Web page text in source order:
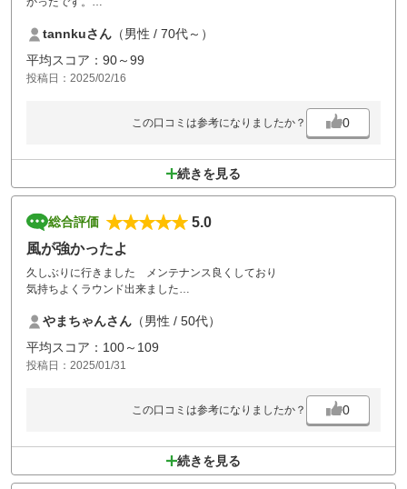
tannkuさん （男性 / 70代～）
平均スコア：90～99
投稿日：2025/02/16
この口コミは参考になりましたか？ 0
続きを見る
総合評価
5.0
風が強かったよ
久しぶりに行きました メンテナンス良くしており
気持ちよくラウンド出来ました
また行きたいと思いました
やまちゃんさん （男性 / 50代）
平均スコア：100～109
投稿日：2025/01/31
この口コミは参考になりましたか？ 0
続きを見る